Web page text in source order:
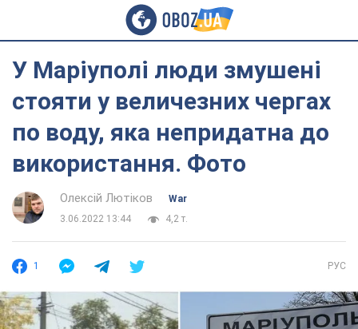
У Маріуполі люди змушені
стояти у величезних чергах
по воду, яка непридатна до
використання. Фото
Олексій Лютіков
War
3.06.2022 13:44
4,2 т.
1 РУС